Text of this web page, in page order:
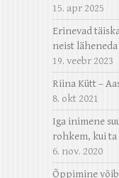
15. apr 2025
Erinevad
neist
19. veebr 2023
Riina Kütt –
8. okt 2021
Iga inimene
rohkem, kui ta
6. nov. 2020
Õppimine